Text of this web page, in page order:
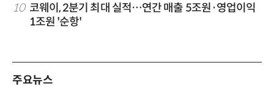
10 코웨이, 2분기 최대 실적…연간 매출 5조원·영업이익
1조원 '순항'
주요뉴스